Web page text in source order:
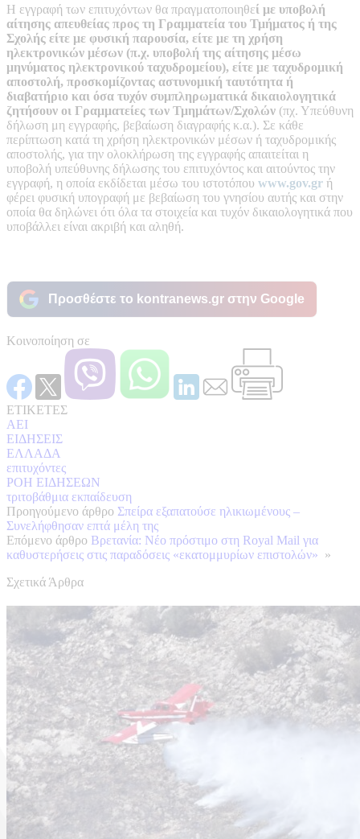
Η εγγραφή των επιτυχόντων θα πραγματοποιηθεί με υποβολή
αίτησης απευθείας προς τη Γραμματεία του Τμήματος ή της
Σχολής είτε με φυσική παρουσία, είτε με τη χρήση
ηλεκτρονικών μέσων (π.χ. υποβολή της αίτησης μέσω
μηνύματος ηλεκτρονικού ταχυδρομείου), είτε με ταχυδρομική
αποστολή, προσκομίζοντας αστυνομική ταυτότητα ή
διαβατήριο και όσα τυχόν συμπληρωματικά δικαιολογητικά
ζητήσουν οι Γραμματείες των Τμημάτων/Σχολών (πχ. Υπεύθυνη
δήλωση μη εγγραφής, βεβαίωση διαγραφής κ.α.). Σε κάθε
περίπτωση κατά τη χρήση ηλεκτρονικών μέσων ή ταχυδρομικής
αποστολής, για την ολοκλήρωση της εγγραφής απαιτείται η
υποβολή υπεύθυνης δήλωσης του επιτυχόντος και αιτούντος την
εγγραφή, η οποία εκδίδεται μέσω του ιστοτόπου www.gov.gr ή
φέρει φυσική υπογραφή με βεβαίωση του γνησίου αυτής και στην
οποία θα δηλώνει ότι όλα τα στοιχεία και τυχόν δικαιολογητικά που
υποβάλλει είναι ακριβή και αληθή.
Προσθέστε το kontranews.gr στην Google
Κοινοποίηση σε
ΕΤΙΚΕΤΕΣ
ΑΕΙ
ΕΙΔΗΣΕΙΣ
ΕΛΛΑΔΑ
επιτυχόντες
ΡΟΗ ΕΙΔΗΣΕΩΝ
τριτοβάθμια εκπαίδευση
Προηγούμενο άρθρο Σπείρα εξαπατούσε ηλικιωμένους –
Συνελήφθησαν επτά μέλη της
Επόμενο άρθρο Βρετανία: Νέο πρόστιμο στη Royal Mail για
καθυστερήσεις στις παραδόσεις «εκατομμυρίων επιστολών» »
Σχετικά Άρθρα